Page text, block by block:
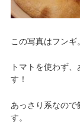
この写真はフンギ
トマトを使わず
す！
あっさり系なので
す。